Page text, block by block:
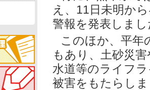
え、11日未明か
警報を発表しま
このほか、平年
もあり、土砂災
水道等のライフ
被害をもたらし